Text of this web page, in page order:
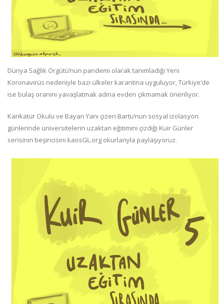
Dünya Sağlık Örgütü’nün pandemi olarak tanımladığı Yeni
Koronavirüs nedeniyle bazı ülkeler karantina uyguluyor, Türkiye’de
ise bulaş oranını yavaşlatmak adına evden çıkmamak öneriliyor.
Karikatür Okulu ve Bayan Yanı çizeri Bartu’nun sosyal izolasyon
günlerinde üniversitelerin uzaktan eğitimini çizdiği Kuir Günler
serisinin beşincisini kaosGL.org okurlarıyla paylaşıyoruz.